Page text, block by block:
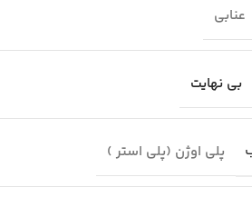
عنابی
بی نهایت
پلی اوژن (پلی استر )